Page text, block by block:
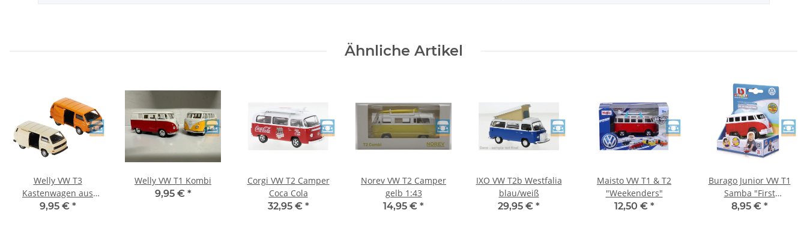
Ähnliche Artikel
Welly VW T3
Kastenwagen aus
Display
9,95 € *
Welly VW T1 Kombi
9,95 € *
Corgi VW T2 Camper
Coca Cola
32,95 € *
Norev VW T2 Camper
gelb 1:43
14,95 € *
IXO VW T2b Westfalia
blau/weiß
29,95 € *
Maisto VW T1 & T2
"Weekenders"
12,50 € *
Burago Junior VW T1
Samba "First
Collection"
8,95 € *